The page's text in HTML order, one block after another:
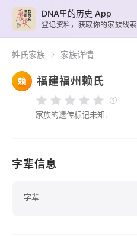
姓氏家族 家族详情
赖 福建福州赖氏
家族的遗传标记未知,
字辈信息
字辈
DNA里的历史 App
登记资料，获取你的家族线索